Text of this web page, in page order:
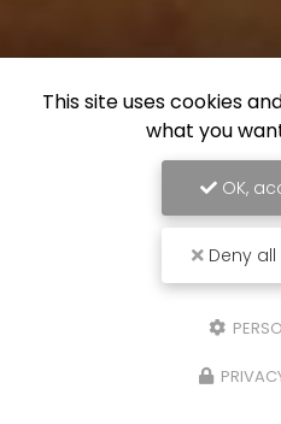
This site uses cookies
what you
OK,
Deny